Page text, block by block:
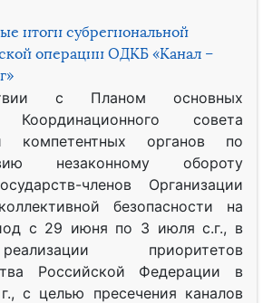
итоги субрегиональной
операции ОДКБ «Канал –
с Планом основных
Координационного совета
компетентных органов по
незаконному обороту
членов Организации
безопасности на
с 29 июня по 3 июля с.г., в
приоритетов
Российской Федерации в
с целью пресечения каналов